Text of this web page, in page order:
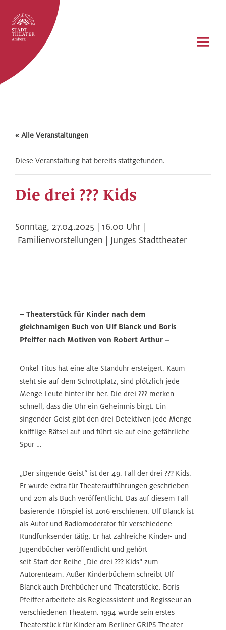
« Alle Veranstaltungen
Diese Veranstaltung hat bereits stattgefunden.
Die drei ??? Kids
Sonntag, 27.04.2025 | 16.00 Uhr |
Familienvorstellungen | Junges Stadttheater
– Theaterstück für Kinder nach dem
gleichnamigen Buch von Ulf Blanck und Boris
Pfeiffer nach Motiven von Robert Arthur –
Onkel Titus hat eine alte Standuhr ersteigert. Kaum
steht sie auf dem Schrottplatz, sind plötzlich jede
Menge Leute hinter ihr her. Die drei ??? merken
schnell, dass die Uhr ein Geheimnis birgt. Ein
singender Geist gibt den drei Detektiven jede Menge
knifflige Rätsel auf und führt sie auf eine gefährliche
Spur …
„Der singende Geist“ ist der 49. Fall der drei ??? Kids.
Er wurde extra für Theateraufführungen geschrieben
und 2011 als Buch veröffentlicht. Das auf diesem Fall
basierende Hörspiel ist 2016 erschienen. Ulf Blanck ist
als Autor und Radiomoderator für verschiedene
Rundfunksender tätig. Er hat zahlreiche Kinder- und
Jugendbücher veröffentlicht und gehört
seit Start der Reihe „Die drei ??? Kids“ zum
Autorenteam. Außer Kinderbüchern schreibt Ulf
Blanck auch Drehbücher und Theaterstücke. Boris
Pfeiffer arbeitete als Regieassistent und Regisseur an
verschiedenen Theatern. 1994 wurde sein erstes
Theaterstück für Kinder am Berliner GRIPS Theater